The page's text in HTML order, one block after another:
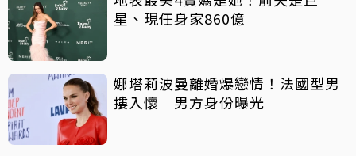
星、現任身家860億
娜塔莉波曼離婚爆戀情！法國型男
摟入懷 男方身份曝光